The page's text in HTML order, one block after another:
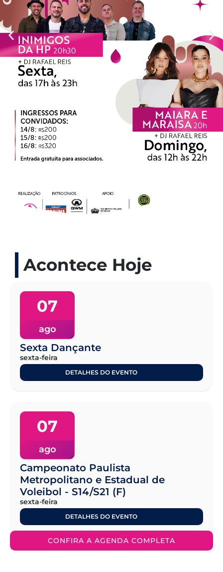
Acontece Hoje
07
ago
Sexta Dançante
sexta-feira
DETALHES DO EVENTO
07
ago
Campeonato Paulista
Metropolitano e Estadual de
Voleibol - S14/S21 (F)
sexta-feira
DETALHES DO EVENTO
CONFIRA A AGENDA COMPLETA